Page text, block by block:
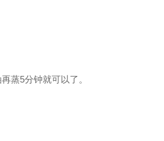
蒸5分钟就可以了。